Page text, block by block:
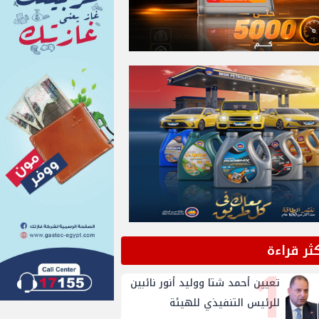
قراءة
تعيين أحمد شتا ووليد أنور نائبين
للرئيس التنفيذي للهيئة